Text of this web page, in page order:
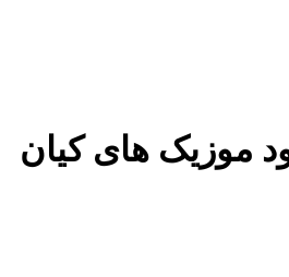
موزیک های کیان